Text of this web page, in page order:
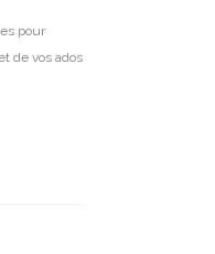
pour
de vos ados